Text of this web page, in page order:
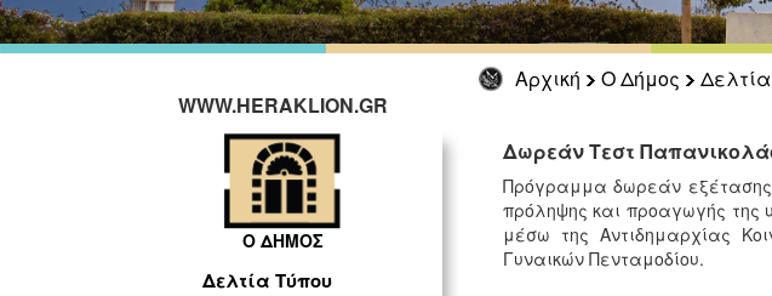
Αρχική Ο Δήμος
WWW.HERAKLION.GR
Ο ΔΗΜΟΣ
Δελτία Τύπου
Δωρεάν Τεστ
Πρόγραμμα δωρεάν εξέτασης
πρόληψης και προαγωγής της
μέσω της Αντιδημαρχίας
Γυναικών Πενταμοδίου.